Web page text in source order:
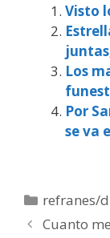
Visto
Los
Por
se va
Categorías
refranes/
Cuanto